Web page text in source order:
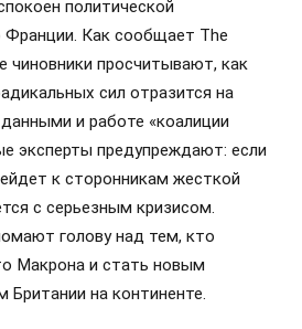
политической
Франции. Как сообщает The
чиновники просчитывают, как
сил отразится на
и работе «коалиции
эксперты предупреждают: если
к сторонникам жесткой
с серьезным кризисом.
голову над тем, кто
Макрона и стать новым
на континенте.